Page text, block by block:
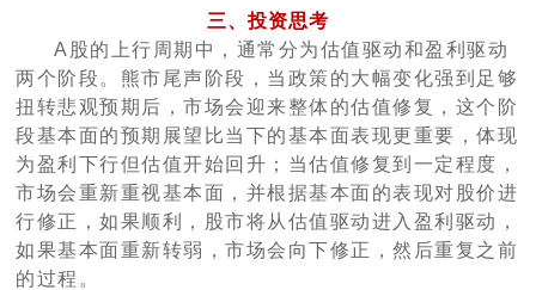
三、投资思考
A股的上行周期中，通常分为估值驱动和盈利驱动
两个阶段。熊市尾声阶段，当政策的大幅变化强到足够
扭转悲观预期后，市场会迎来整体的估值修复，这个阶
段基本面的预期展望比当下的基本面表现更重要，体现
为盈利下行但估值开始回升；当估值修复到一定程度，
市场会重新重视基本面，并根据基本面的表现对股价进
行修正，如果顺利，股市将从估值驱动进入盈利驱动，
如果基本面重新转弱，市场会向下修正，然后重复之前
的过程。